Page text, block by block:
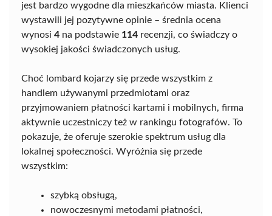
jest bardzo wygodne dla mieszkańców miasta. Klienci
wystawili jej pozytywne opinie – średnia ocena
wynosi 4 na podstawie 114 recenzji, co świadczy o
wysokiej jakości świadczonych usług.
Choć lombard kojarzy się przede wszystkim z
handlem używanymi przedmiotami oraz
przyjmowaniem płatności kartami i mobilnych, firma
aktywnie uczestniczy też w rankingu fotografów. To
pokazuje, że oferuje szerokie spektrum usług dla
lokalnej społeczności. Wyróżnia się przede
wszystkim:
szybką obsługą,
nowoczesnymi metodami płatności,